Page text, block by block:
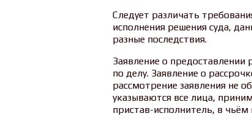
Следует различать
исполнения решения суда,
разные последствия.
Заявление о
по делу. Заявление о
рассмотрение заявления не
указываются все лица,
пристав-исполнитель, в